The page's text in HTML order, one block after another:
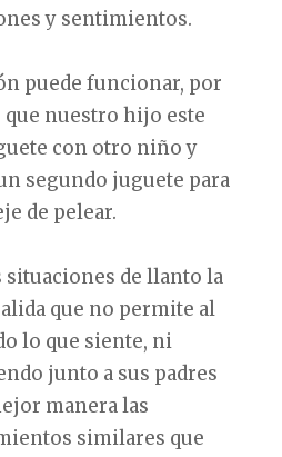
y sentimientos.
puede funcionar, por
que nuestro hijo este
con otro niño y
segundo juguete para
de pelear.
situaciones de llanto la
que no permite al
lo que siente, ni
junto a sus padres
manera las
similares que